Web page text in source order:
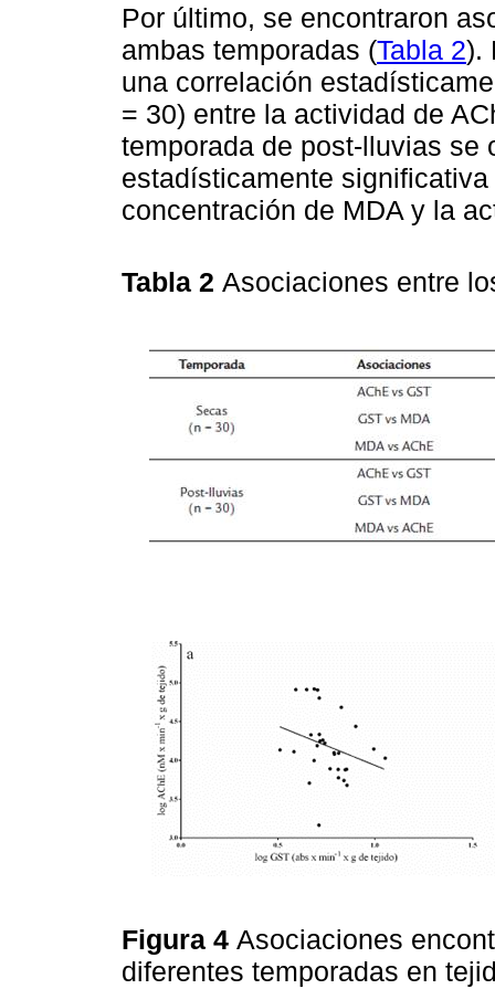
Por último, se encontraron
ambas temporadas (Tabla 2).
una correlación
= 30) entre la actividad de
temporada de post-lluvias se
estadísticamente
concentración de MDA y la
Tabla 2 Asociaciones entre
Figura 4 Asociaciones
diferentes temporadas en